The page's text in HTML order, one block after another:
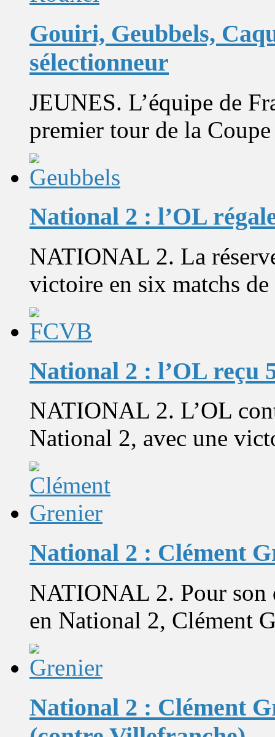
Gouiri, Geubbels,
sélectionneur
JEUNES. L’équipe de
premier tour de la
National 2 : l’OL
NATIONAL 2. La
victoire en six matchs
National 2 : l’OL reçu
NATIONAL 2. L’OL
National 2, avec une
National 2 : Clément
NATIONAL 2. Pour son
en National 2, Clément
National 2 : Clément